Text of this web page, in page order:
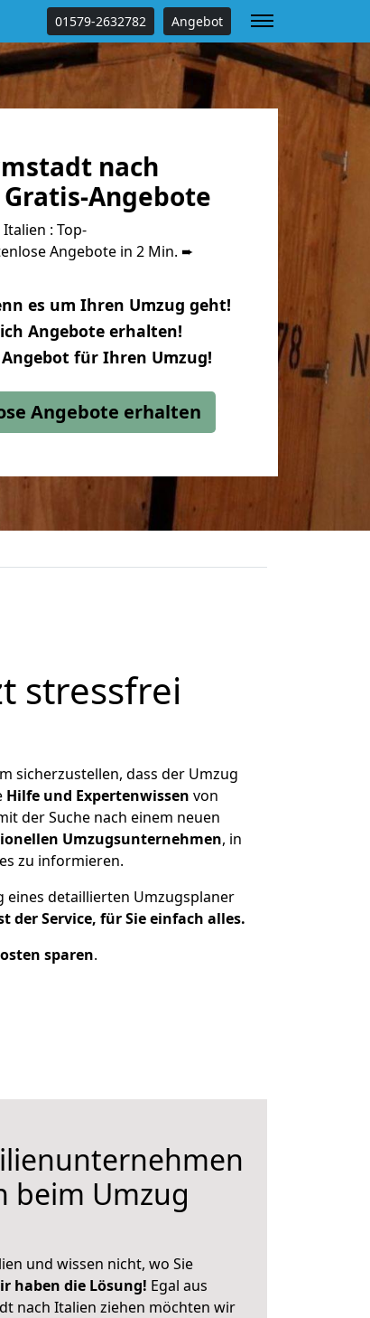
01579-2632782 Angebot
nach
Angebote
: Top-
Angebote in 2 Min. ➨
es um Ihren Umzug geht!
Angebote erhalten!
Angebot für Ihren Umzug!
Angebote erhalten
stressfrei
sicherzustellen, dass der Umzug
Hilfe und Expertenwissen von
der Suche nach einem neuen
Umzugsunternehmen, in
zu informieren.
detaillierten Umzugsplaner
der Service, für Sie einfach alles.
sparen.
beim Umzug
und wissen nicht, wo Sie
haben die Lösung! Egal aus
nach Italien ziehen möchten wir